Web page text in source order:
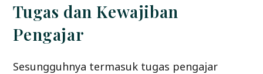
Tugas dan Kewajiban
Pengajar
Sesungguhnya termasuk tugas pengajar